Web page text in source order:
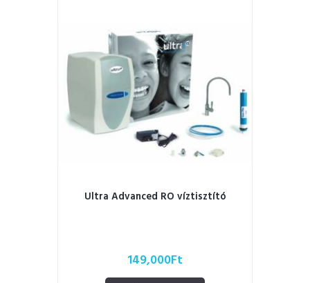
Ultra Advanced RO víztisztító
149,000Ft